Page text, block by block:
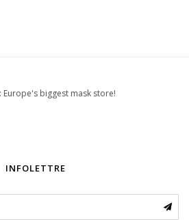
Europe's biggest mask store!
INFOLETTRE